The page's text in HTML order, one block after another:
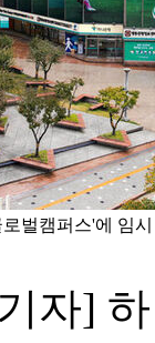
벌캠퍼스'에 임
자]